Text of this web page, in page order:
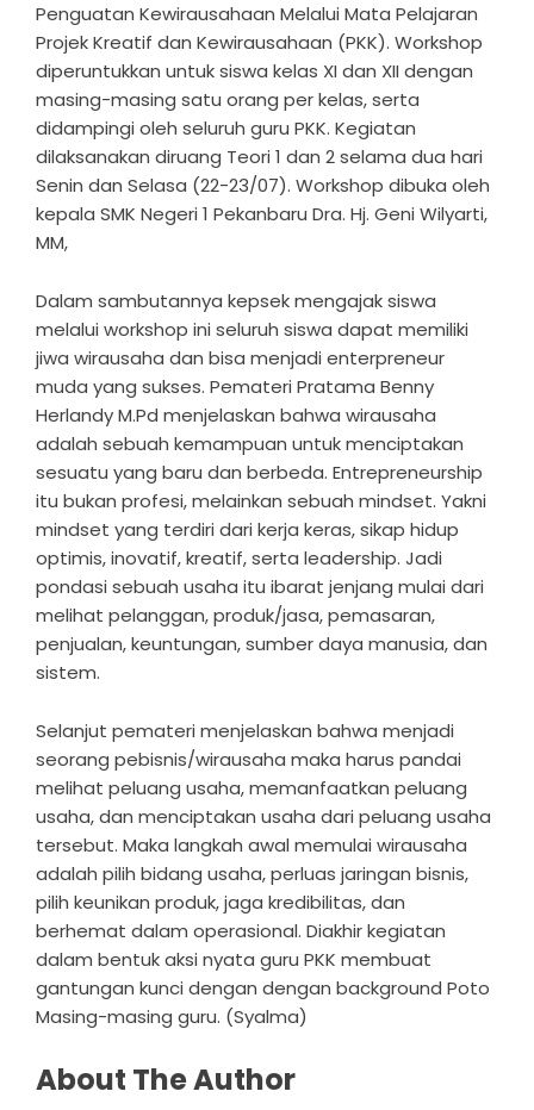
Penguatan Kewirausahaan Melalui Mata Pelajaran
Projek Kreatif dan Kewirausahaan (PKK). Workshop
diperuntukkan untuk siswa kelas XI dan XII dengan
masing-masing satu orang per kelas, serta
didampingi oleh seluruh guru PKK. Kegiatan
dilaksanakan diruang Teori 1 dan 2 selama dua hari
Senin dan Selasa (22-23/07). Workshop dibuka oleh
kepala SMK Negeri 1 Pekanbaru Dra. Hj. Geni Wilyarti,
MM,
Dalam sambutannya kepsek mengajak siswa
melalui workshop ini seluruh siswa dapat memiliki
jiwa wirausaha dan bisa menjadi enterpreneur
muda yang sukses. Pemateri Pratama Benny
Herlandy M.Pd menjelaskan bahwa wirausaha
adalah sebuah kemampuan untuk menciptakan
sesuatu yang baru dan berbeda. Entrepreneurship
itu bukan profesi, melainkan sebuah mindset. Yakni
mindset yang terdiri dari kerja keras, sikap hidup
optimis, inovatif, kreatif, serta leadership. Jadi
pondasi sebuah usaha itu ibarat jenjang mulai dari
melihat pelanggan, produk/jasa, pemasaran,
penjualan, keuntungan, sumber daya manusia, dan
sistem.
Selanjut pemateri menjelaskan bahwa menjadi
seorang pebisnis/wirausaha maka harus pandai
melihat peluang usaha, memanfaatkan peluang
usaha, dan menciptakan usaha dari peluang usaha
tersebut. Maka langkah awal memulai wirausaha
adalah pilih bidang usaha, perluas jaringan bisnis,
pilih keunikan produk, jaga kredibilitas, dan
berhemat dalam operasional. Diakhir kegiatan
dalam bentuk aksi nyata guru PKK membuat
gantungan kunci dengan dengan background Poto
Masing-masing guru. (Syalma)
About The Author